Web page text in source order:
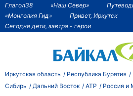
Глагол38 «Наш Север»
«Монголия Гид»
Привет, Иркутск
Сегодня дети, завтра - герои
Иркутская область Республика Бурятия
Сибирь
Дальний Восток АТР Россия и